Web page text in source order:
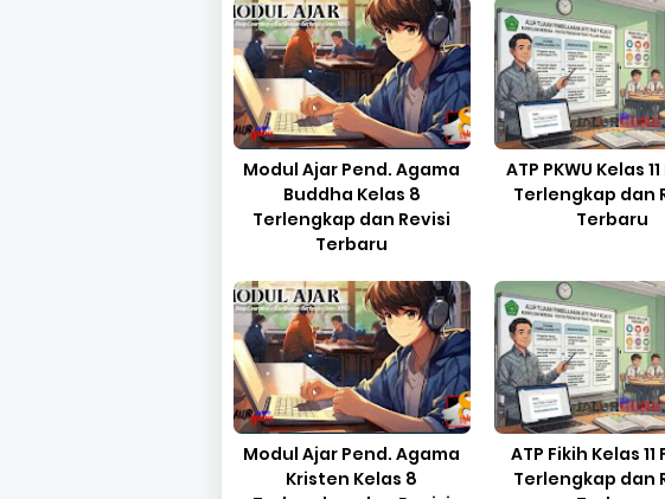
Modul Ajar Pend. Agama
Buddha Kelas 8
Terlengkap dan Revisi
Terbaru
ATP PKWU Kelas
Terlengkap dan
Terbaru
Modul Ajar Pend. Agama
Kristen Kelas 8
ATP Fikih Kelas 11
Terlengkap dan